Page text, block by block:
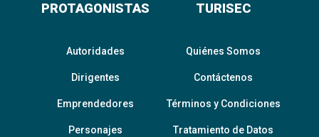
PROTAGONISTAS
Autoridades
Dirigentes
Emprendedores
Personajes
TURISEC
Quiénes Somos
Contáctenos
Términos y Condiciones
Tratamiento de Datos